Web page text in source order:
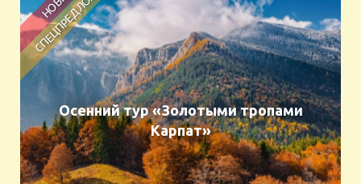
Осенний тур «Золотыми тропами
Карпат»